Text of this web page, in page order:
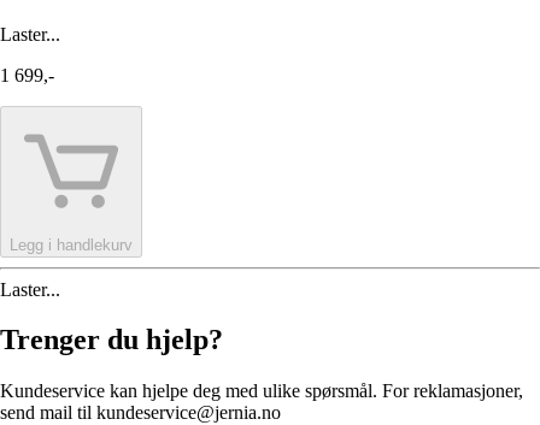
Laster...
1 699,-
Legg i handlekurv
Laster...
Trenger du hjelp?
Kundeservice kan hjelpe deg med ulike spørsmål. For reklamasjoner,
send mail til kundeservice@jernia.no